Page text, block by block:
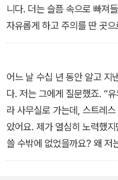
셰트의 웃음도, 두 청년의 여
없는 시절이 있었습니다.
- 11. 「유쾌함이 머무르지 못하
니다. 더는 슬픔 속으로 빠져
자유롭게 하고 주의를 딴 곳
랐어요! 극장에 가세요. 지금
이렇게 답합니다. “선생님, 제
이는 다음 질문과 관련이 있
다른 사람보다 더 우울한 경
니까? 아니면 극명한 차이 때
- 13. 「우울증에 빠진 희극인
어느 날 수십 년 동안 알고 지
다. 저는 그에게 질문했죠. “
라 사무실로 가는데, 스트레
았어요. 제가 열심히 노력했
쓸 수밖에 없었을까요? 왜 저
하루는 평온하지 않나요? 왜